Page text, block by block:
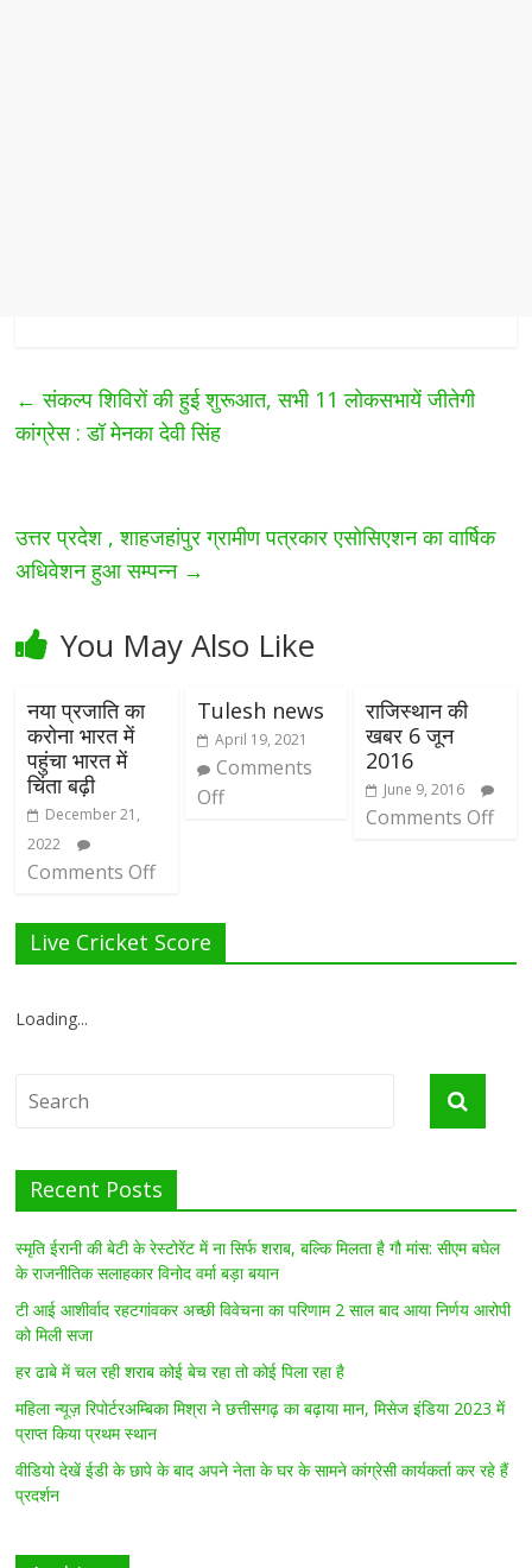
← संकल्प शिविरों की हुई शुरूआत, सभी 11 लोकसभायें जीतेगी
कांग्रेस : डॉ मेनका देवी सिंह
उत्तर प्रदेश , शाहजहांपुर ग्रामीण पत्रकार एसोसिएशन का वार्षिक
अधिवेशन हुआ सम्पन्न →
You May Also Like
नया प्रजाति का
करोना भारत में
पहुंचा भारत में
चिंता बढ़ी
December 21,
2022
Comments Off
Tulesh news
April 19, 2021
Comments
Off
राजिस्थान की
खबर 6 जून
2016
June 9, 2016
Comments Off
Live Cricket Score
Loading...
Recent Posts
स्मृति ईरानी की बेटी के रेस्टोरेंट में ना सिर्फ शराब, बल्कि मिलता है गौ मांस: सीएम बघेल
के राजनीतिक सलाहकार विनोद वर्मा बड़ा बयान
टी आई आशीर्वाद रहटगांवकर अच्छी विवेचना का परिणाम 2 साल बाद आया निर्णय आरोपी
को मिली सजा
हर ढाबे में चल रही शराब कोई बेच रहा तो कोई पिला रहा है
महिला न्यूज़ रिपोर्टरअम्बिका मिश्रा ने छत्तीसगढ़ का बढ़ाया मान, मिसेज इंडिया 2023 में
प्राप्त किया प्रथम स्थान
वीडियो देखें ईडी के छापे के बाद अपने नेता के घर के सामने कांग्रेसी कार्यकर्ता कर रहे हैं
प्रदर्शन